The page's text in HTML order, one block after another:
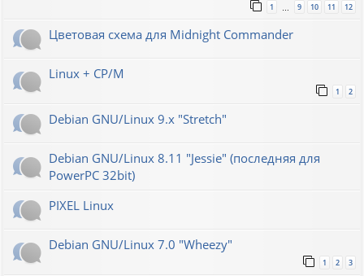
1 9 10 11 12
Цветовая схема для Midnight Commander
Linux + CP/M
1 2
Debian GNU/Linux 9.x "Stretch"
Debian GNU/Linux 8.11 "Jessie" (последняя для
PowerPC 32bit)
PIXEL Linux
Debian GNU/Linux 7.0 "Wheezy"
1 2 3